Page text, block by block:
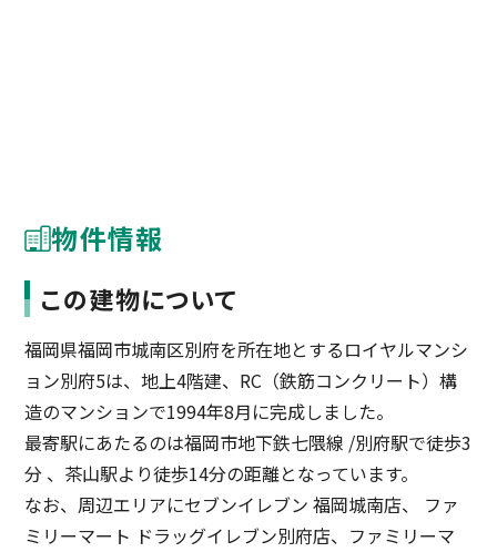
物件情報
この建物について
福岡県福岡市城南区別府を所在地とするロイヤルマンシ
ョン別府5は、地上4階建、RC（鉄筋コンクリート）構
造のマンションで1994年8月に完成しました。
最寄駅にあたるのは福岡市地下鉄七隈線 /別府駅で徒歩3
分 、茶山駅より徒歩14分の距離となっています。
なお、周辺エリアにセブンイレブン 福岡城南店、 ファ
ミリーマート ドラッグイレブン別府店、ファミリーマ